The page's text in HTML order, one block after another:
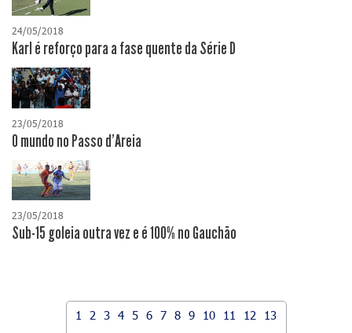
24/05/2018
Karl é reforço para a fase quente da Série D
23/05/2018
O mundo no Passo d'Areia
23/05/2018
Sub-15 goleia outra vez e é 100% no Gauchão
1 2 3 4 5 6 7 8 9 10 11 12
13